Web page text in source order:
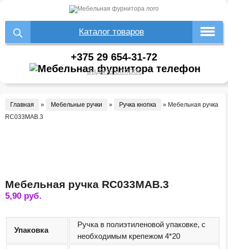
Каталог товаров
+375 29 654-31-72
Задать вопрос
Главная » Мебельные ручки » Ручка кнопка » Мебельная ручка
RC033MAB.3
Мебельная ручка RC033MAB.3
5,90 руб.
Упаковка
Ручка в полиэтиленовой упаковке, с
необходимым крепежом 4*20